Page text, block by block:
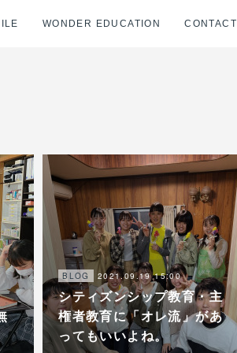
WONDER EDUCATION CONTACT
BLOG 2021.09.19 15:00
シティズンシップ教育・主
権者教育に「オレ流」があ
ってもいいよね。